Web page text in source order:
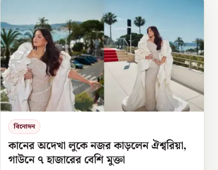
বিনোদন
কানের অদেখা লুকে নজর কাড়লেন ঐশ্বরিয়া,
গাউনে ৭ হাজারের বেশি মুক্তা